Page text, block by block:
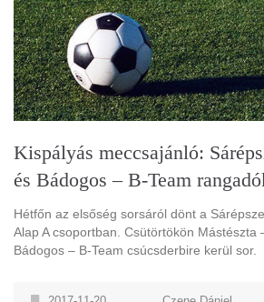
Kispályás meccsajánló:
és Bádogos – B-Team
Hétfőn az elsőség sorsáról dönt a
Alap A csoportban. Csütörtökön Mástészta
Bádogos – B-Team csúcsderbire kerül sor.